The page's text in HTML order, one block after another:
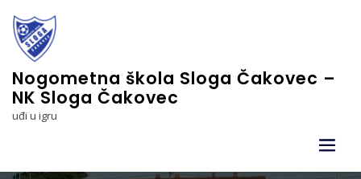
content
Nogometna škola Sloga Čakovec –
NK Sloga Čakovec
uđi u igru